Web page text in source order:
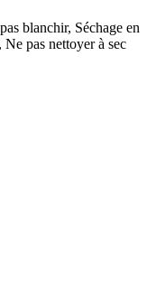
blanchir, Séchage en
Ne pas nettoyer à sec